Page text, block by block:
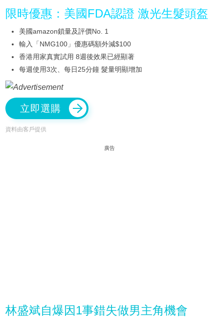
限時優惠：美國FDA認證 激光生髮頭盔
美國amazon鎖量及評價No. 1
輸入「NMG100」優惠碼額外減$100
香港用家真實試用 8週後效果已經顯著
每週使用3次、每日25分鐘 髮量明顯增加
立即選購
資料由客戶提供
廣告
林盛斌自爆因1事錯失做男主角機會